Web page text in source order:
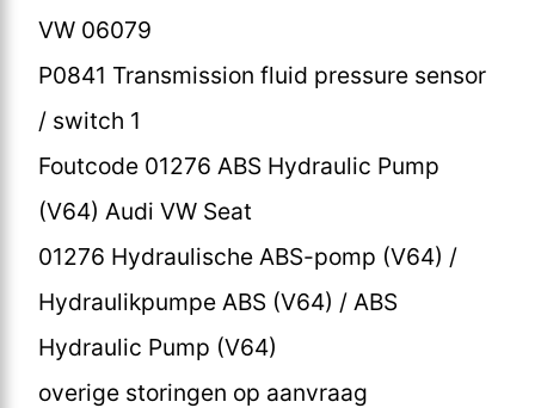
VW 06079
P0841 Transmission fluid pressure sensor
/ switch 1
Foutcode 01276 ABS Hydraulic Pump
(V64) Audi VW Seat
01276 Hydraulische ABS-pomp (V64) /
Hydraulikpumpe ABS (V64) / ABS
Hydraulic Pump (V64)
overige storingen op aanvraag